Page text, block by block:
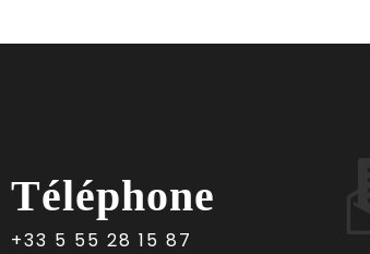
Téléphone
+33 5 55 28 15 87